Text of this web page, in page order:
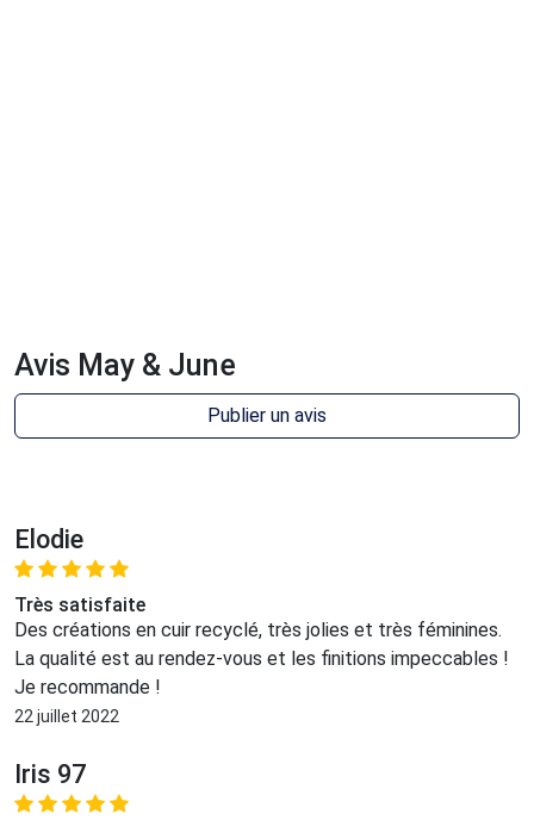
Avis May & June
Publier un avis
Elodie
Très satisfaite
Des créations en cuir recyclé, très jolies et très féminines.
La qualité est au rendez-vous et les finitions impeccables !
Je recommande !
22 juillet 2022
Iris 97